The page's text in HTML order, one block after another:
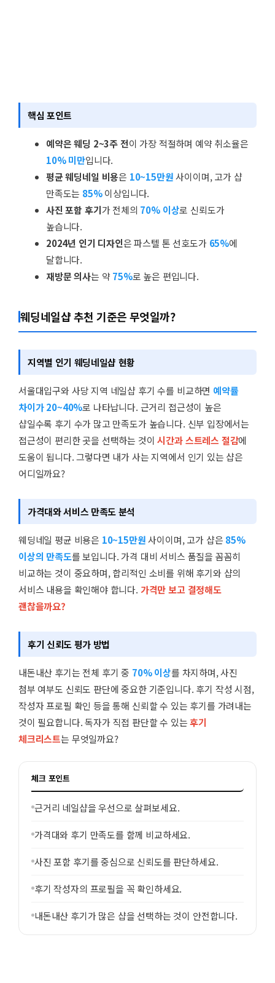
핵심 포인트
예약은 웨딩 2~3주 전이 가장 적절하며 예약 취소율은
10% 미만입니다.
평균 웨딩네일 비용은 10~15만원사이이며, 고가 샵
만족도는 85%이상입니다.
사진 포함 후기가 전체의 70% 이상로 신뢰도가
높습니다.
2024년 인기 디자인은 파스텔 톤 선호도가 65%에
달합니다.
재방문 의사는 약75%로 높은 편입니다.
웨딩네일샵 추천 기준은 무엇일까?
지역별 인기 웨딩네일샵 현황
서울대입구와 사당 지역 네일샵 후기 수를 비교하면 예약률
차이가 20~40%로 나타납니다. 근거리 접근성이 높은
샵일수록 후기 수가 많고 만족도가 높습니다. 신부 입장에서는
접근성이 편리한 곳을 선택하는 것이시간과 스트레스 절감에
도움이 됩니다. 그렇다면 내가 사는 지역에서 인기 있는 샵은
어디일까요?
가격대와 서비스 만족도 분석
웨딩네일 평균 비용은 10~15만원사이이며, 고가 샵은 85%
이상의 만족도를 보입니다. 가격 대비 서비스 품질을 꼼꼼히
비교하는 것이 중요하며, 합리적인 소비를 위해 후기와 샵의
서비스 내용을 확인해야 합니다. 가격만 보고 결정해도
괜찮을까요?
후기 신뢰도 평가 방법
내돈내산 후기는 전체 후기 중 70% 이상를 차지하며, 사진
첨부 여부도 신뢰도 판단에 중요한 기준입니다. 후기 작성 시점,
작성자 프로필 확인 등을 통해 신뢰할 수 있는 후기를 가려내는
것이 필요합니다. 독자가 직접 판단할 수 있는후기
체크리스트는 무엇일까요?
체크 포인트
근거리 네일샵을 우선으로 살펴보세요.
가격대와 후기 만족도를 함께 비교하세요.
사진 포함 후기를 중심으로 신뢰도를 판단하세요.
후기 작성자의 프로필을 꼭 확인하세요.
내돈내산 후기가 많은 샵을 선택하는 것이 안전합니다.